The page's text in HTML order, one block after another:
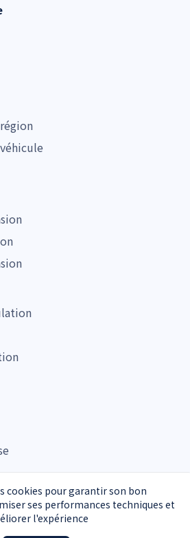
cookies pour garantir son bon
ses performances techniques et
l'expérience
4.7/5 pour son service de carte grise
et indépendant de l’Administration